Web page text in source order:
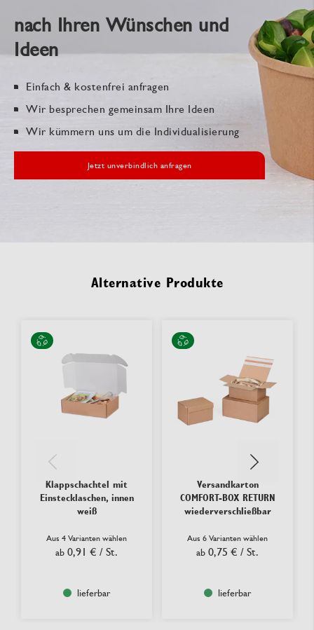
nach Ihren Wünschen und
Ideen
Einfach & kostenfrei anfragen
Wir besprechen gemeinsam Ihre Ideen
Wir kümmern uns um die Individualisierung
Jetzt unverbindlich anfragen
Alternative Produkte
Klappschachtel mit
Einstecklaschen, innen
weiß
Aus 4 Varianten wählen
ab 0,91 € / St.
lieferbar
Versandkarton
COMFORT-BOX RETURN
wiederverschließbar
Aus 6 Varianten wählen
ab 0,75 € / St.
lieferbar